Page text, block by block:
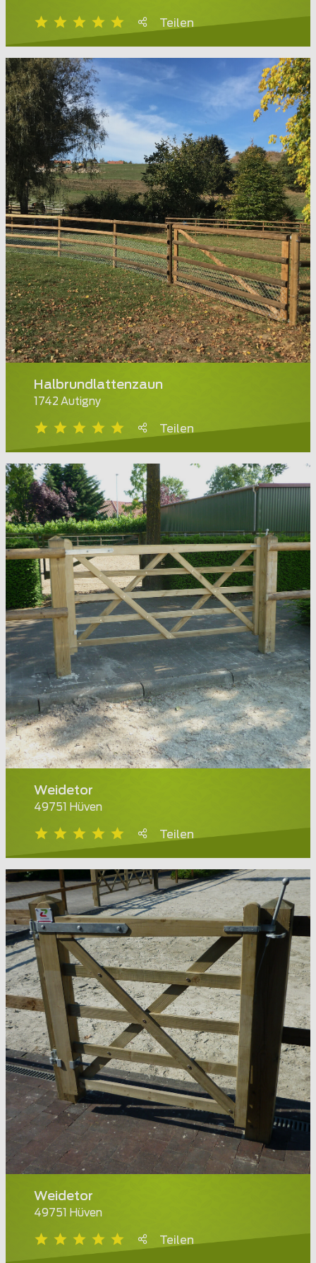
Teilen
Halbrundlattenzaun
1742 Autigny
Teilen
Weidetor
49751 Hüven
Teilen
Weidetor
49751 Hüven
Teilen